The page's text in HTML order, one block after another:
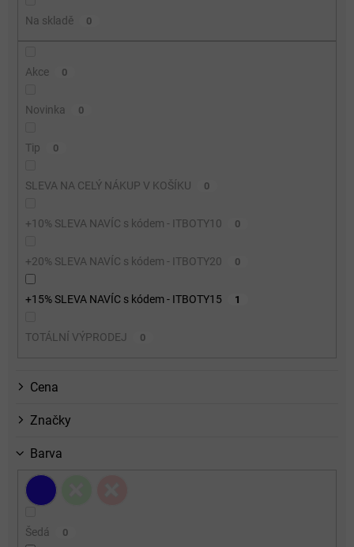
Na skladě 0
Akce 0
Novinka 0
Tip 0
SLEVA NA CELÝ NÁKUP V KOŠÍKU 0
+10% SLEVA NAVÍC s kódem - ITBOTY10 0
+20% SLEVA NAVÍC s kódem - ITBOTY20 0
+15% SLEVA NAVÍC s kódem - ITBOTY15 1
TOTÁLNÍ VÝPRODEJ 0
Cena
Značky
Barva
Šedá 0